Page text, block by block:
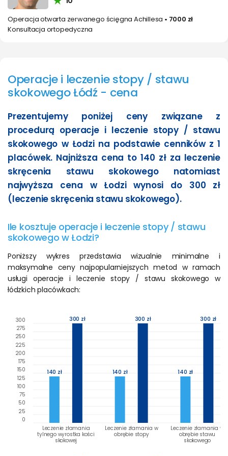
Operacja otwarta zerwanego ścięgna Achillesa • 7000 zł
Konsultacja ortopedyczna
Operacje i leczenie stopy / stawu
skokowego Łódź - cena
Prezentujemy poniżej ceny związane z
procedurą operacje i leczenie stopy / stawu
skokowego w Łodzi na podstawie cenników z 1
placówek. Najniższa cena to 140 zł za leczenie
skręcenia stawu skokowego natomiast
najwyższa cena w Łodzi wynosi do 300 zł
(leczenie skręcenia stawu skokowego).
Ile kosztuje operacje i leczenie stopy / stawu
skokowego w Łodzi?
Poniższy wykres przedstawia wizualnie minimalne i
maksymalne ceny najpopularniejszych metod w ramach
usługi operacje i leczenie stopy / stawu skokowego w
łódzkich placówkach:
140 zł 140 zł 140 zł
300 zł 300 zł 300 zł
Leczenie złamania
tylnego wyrostka kości
skokowej
Leczenie złamania w
obrębie stopy
Leczenie złamania w
obrębie stawu
skokowego
0
25
50
75
100
125
150
175
200
225
250
275
300